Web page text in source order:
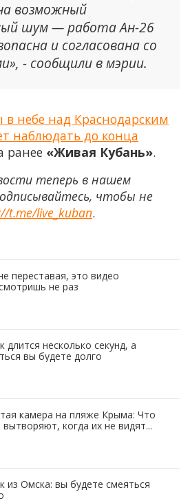
возможный
шум — работа Ан-26
и согласована со
- сообщили в мэрии.
небе над Краснодарским
наблюдать до конца
ранее «Живая Кубань».
теперь в нашем
чтобы не
t.me/live_kuban.
переставая, это видео
не раз
длится несколько секунд, а
вы будете долго
камера на пляже Крыма: Что
когда их не видят...
из Омска: вы будете смеяться